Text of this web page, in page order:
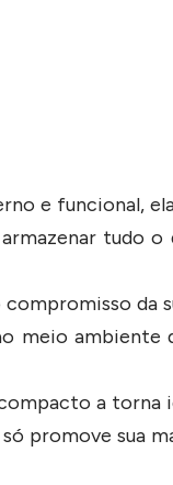
e funcional,
tudo o
da
meio ambiente
a torna
promove sua